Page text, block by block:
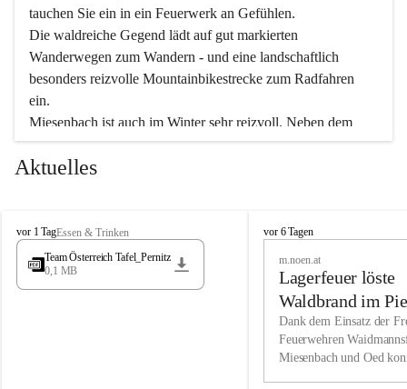
tauchen Sie ein in ein Feuerwerk an Gefühlen.
Die waldreiche Gegend lädt auf gut markierten
Wanderwegen zum Wandern - und eine landschaftlich
besonders reizvolle Mountainbikestrecke zum Radfahren
ein.
Miesenbach ist auch im Winter sehr reizvoll. Neben dem
Eisstockschießen gibt es auf dem nahe gelegenen Unterberg
wunderschöne Naturschneepisten, die zum Schifahren oder
vielfältige Angebot unserer Kulturvereine.
Überzeugen Sie sich selbst, dass Sie in Miesenbach sowie
in den Beherbergungsbetrieben, Gaststätten und urigen
Wir kennen Miesenbach als lebens- und liebenswerten Ort.
Tradition und Innovation werden ebenso groß geschrieben
Aktuelles
M
i
s
vor 1 TagEssen & Trinken
Team Österreich Tafel_Pernitz
0,1 MB
M
h
vor 6 Tagen
m.noen.at
Lagerfeuer löste
Waldbrand im
aus
Dank dem Einsatz der
Feuerwehren
Miesenbach und Oed